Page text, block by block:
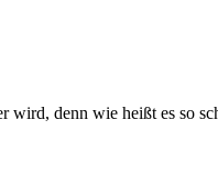
denn wie heißt es so